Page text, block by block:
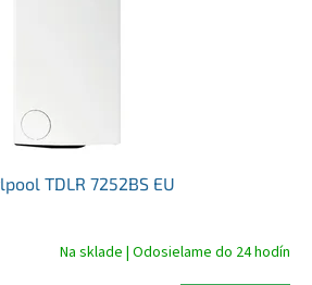
TDLR 7252BS EU
Na sklade | Odosielame do 24 hodín